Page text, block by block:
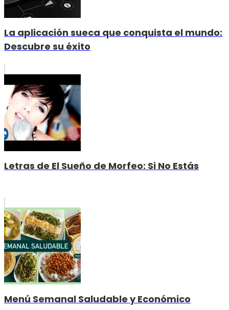
La aplicación sueca que conquista el mundo:
Descubre su éxito
Letras de El Sueño de Morfeo: Si No Estás
Menú Semanal Saludable y Económico